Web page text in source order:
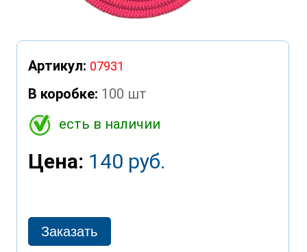
Артикул: 07931
В коробке: 100 шт
есть в наличии
Цена: 140 руб.